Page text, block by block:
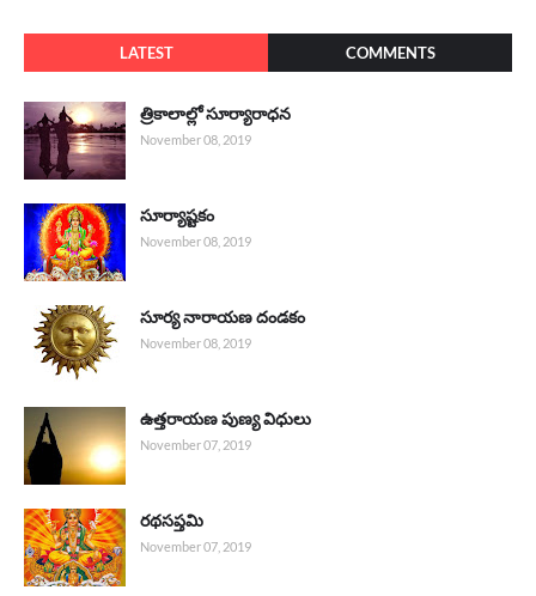
LATEST COMMENTS
త్రికాలాల్లో సూర్యారాధన
November 08, 2019
సూర్యాష్టకం
November 08, 2019
సూర్య నారాయణ దండకం
November 08, 2019
ఉత్తరాయణ పుణ్య విధులు
November 07, 2019
రథసప్తమి
November 07, 2019